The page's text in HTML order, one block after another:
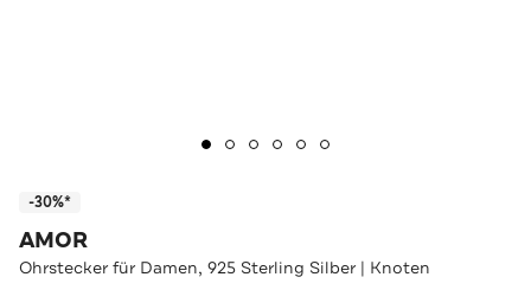
-30%*
AMOR
Ohrstecker für Damen, 925 Sterling Silber | Knoten